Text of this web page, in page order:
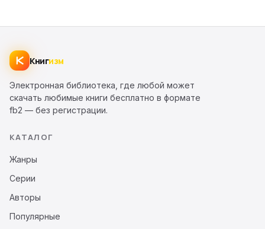
Книгизм
Электронная библиотека, где любой может
скачать любимые книги бесплатно в формате
fb2 — без регистрации.
КАТАЛОГ
Жанры
Серии
Авторы
Популярные